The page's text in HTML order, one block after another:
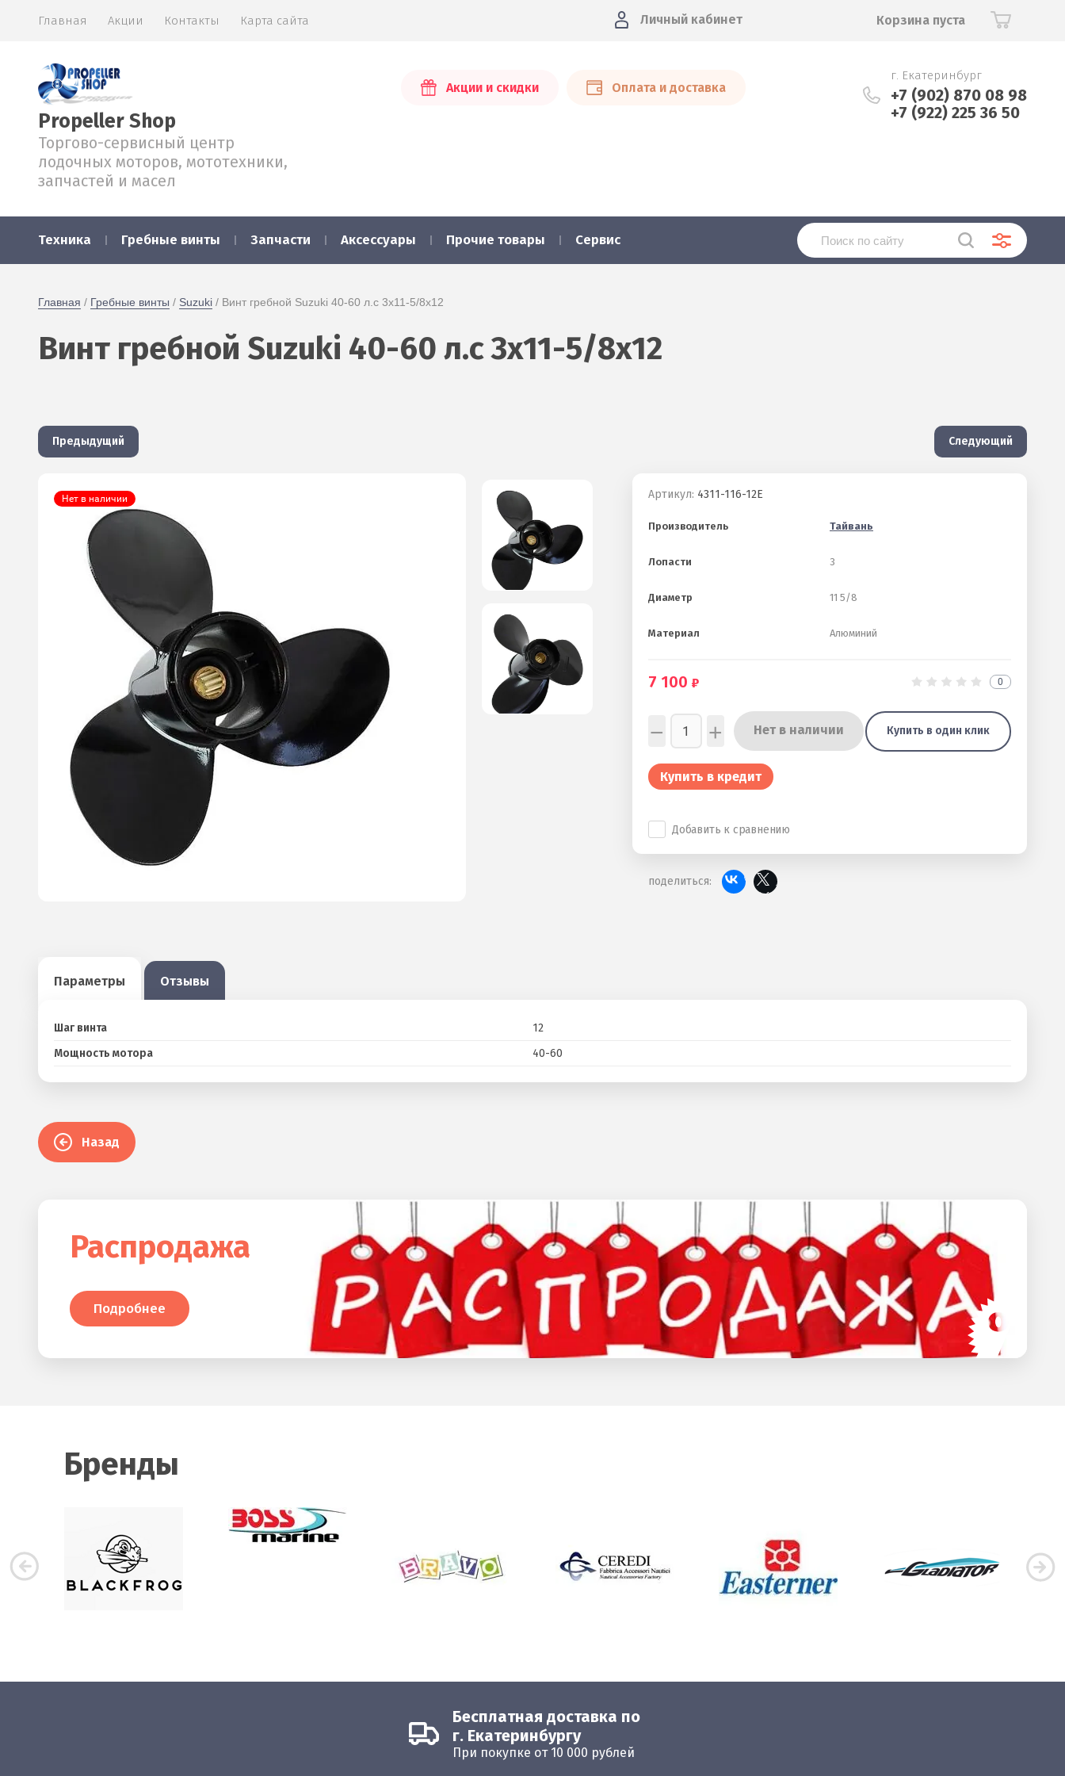
Главная Акции Контакты Карта сайта Личный кабинет Корзина пуста
Propeller Shop
Торгово-сервисный центр
лодочных моторов, мототехники,
запчастей и масел
Акции и скидки Оплата и доставка
г. Екатеринбург
+7 (902) 870 08 98
+7 (922) 225 36 50
Техника Гребные винты Запчасти Аксессуары Прочие товары Сервис
Главная / Гребные винты / Suzuki / Винт гребной Suzuki 40-60 л.с 3х11-5/8x12
Винт гребной Suzuki 40-60 л.с 3х11-5/8x12
Предыдущий Следующий
Нет в наличии Артикул: 4311-116-12E
Производитель Тайвань
Лопасти 3
Диаметр 11 5/8
Материал Алюминий
7 100 0
− + Нет в наличии Купить в один клик
Купить в кредит
Добавить к сравнению
поделиться:
Параметры Отзывы
Шаг винта
12
Мощность мотора
40-60
Назад
Распродажа
Подробнее
Бренды
Бесплатная доставка по
г. Екатеринбургу
При покупке от 10 000 рублей